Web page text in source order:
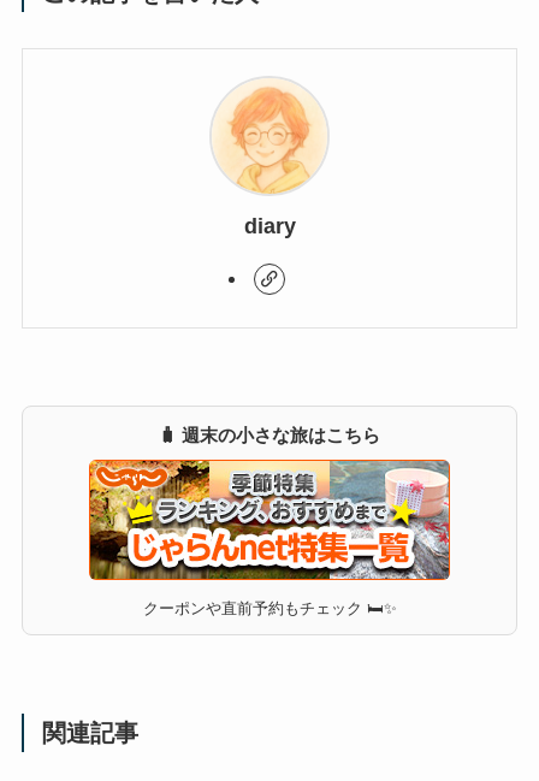
diary
🧳 週末の小さな旅はこちら
クーポンや直前予約もチェック 🛏✨
関連記事